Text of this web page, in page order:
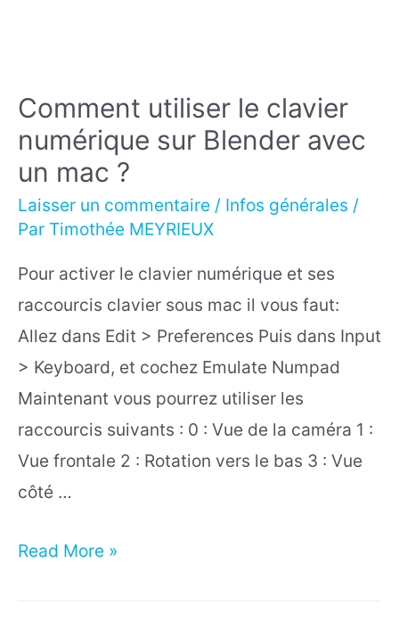
Comment utiliser le clavier
numérique sur Blender avec
un mac ?
Laisser un commentaire / Infos générales /
Par Timothée MEYRIEUX
Pour activer le clavier numérique et ses
raccourcis clavier sous mac il vous faut:
Allez dans Edit > Preferences Puis dans Input
> Keyboard, et cochez Emulate Numpad
Maintenant vous pourrez utiliser les
raccourcis suivants : 0 : Vue de la caméra 1 :
Vue frontale 2 : Rotation vers le bas 3 : Vue
côté …
Comment
Read More »